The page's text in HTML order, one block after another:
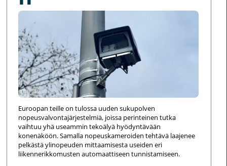
Euroopan teille on tulossa uuden sukupolven
nopeusvalvontajärjestelmiä, joissa perinteinen tutka
vaihtuu yhä useammin tekoälyä hyödyntävään
konenäköön. Samalla nopeuskameroiden tehtävä laajenee
pelkästä ylinopeuden mittaamisesta useiden eri
liikennerikkomusten automaattiseen tunnistamiseen.